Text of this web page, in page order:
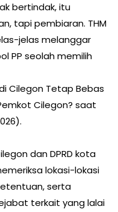
bertindak, itu
tapi pembiaran. THM
jelas melanggar
PP seolah memilih
Cilegon Tetap Bebas
Cilegon? saat
dan DPRD kota
lokasi-lokasi
serta
terkait yang lalai